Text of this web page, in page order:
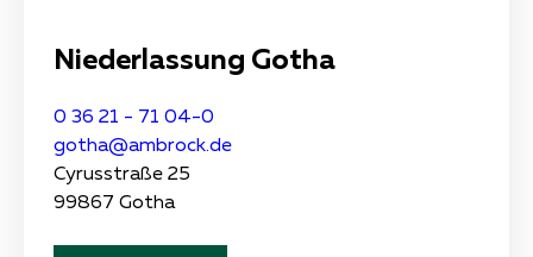
Niederlassung Gotha
0 36 21 - 71 04-0
gotha@ambrock.de
Cyrusstraße 25
99867 Gotha